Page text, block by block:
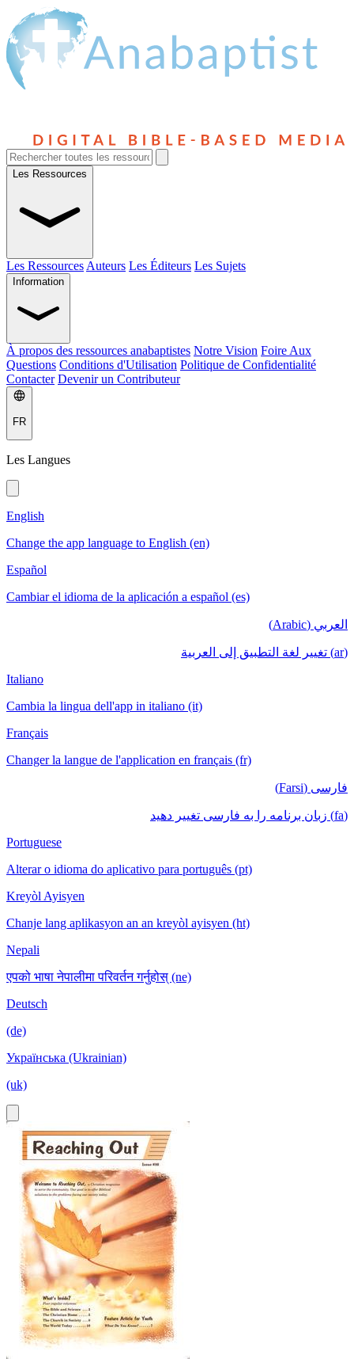
Les Ressources
Les Ressources Auteurs Les Éditeurs Les Sujets
Information
À propos des ressources anabaptistes Notre Vision Foire Aux
Questions Conditions d'Utilisation Politique de Confidentialité
Contacter Devenir un Contributeur
FR
Les Langues
English
Change the app language to English (en)
Español
Cambiar el idioma de la aplicación a español (es)
العربي (Arabic)
(ar) تغيير لغة التطبيق إلى العربية
Italiano
Cambia la lingua dell'app in italiano (it)
Français
Changer la langue de l'application en français (fr)
فارسی (Farsi)
(fa) زبان برنامه را به فارسی تغییر دهید
Portuguese
Alterar o idioma do aplicativo para português (pt)
Kreyòl Ayisyen
Chanje lang aplikasyon an an kreyòl ayisyen (ht)
Nepali
एपको भाषा नेपालीमा परिवर्तन गर्नुहोस् (ne)
Deutsch
(de)
Українська (Ukrainian)
(uk)